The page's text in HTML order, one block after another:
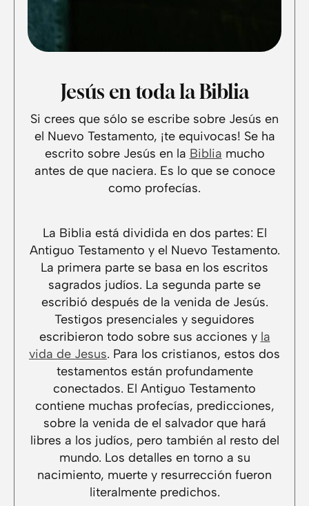
Jesús en toda la Biblia
Si crees que sólo se escribe sobre Jesús en
el Nuevo Testamento, ¡te equivocas! Se ha
escrito sobre Jesús en la Biblia mucho
antes de que naciera. Es lo que se conoce
como profecías.
La Biblia está dividida en dos partes: El
Antiguo Testamento y el Nuevo Testamento.
La primera parte se basa en los escritos
sagrados judíos. La segunda parte se
escribió después de la venida de Jesús.
Testigos presenciales y seguidores
escribieron todo sobre sus acciones y la
vida de Jesus. Para los cristianos, estos dos
testamentos están profundamente
conectados. El Antiguo Testamento
contiene muchas profecías, predicciones,
sobre la venida de el salvador que hará
libres a los judíos, pero también al resto del
mundo. Los detalles en torno a su
nacimiento, muerte y resurrección fueron
literalmente predichos.